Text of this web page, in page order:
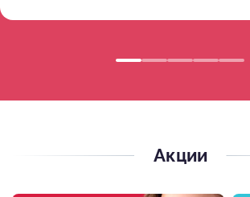
Акции